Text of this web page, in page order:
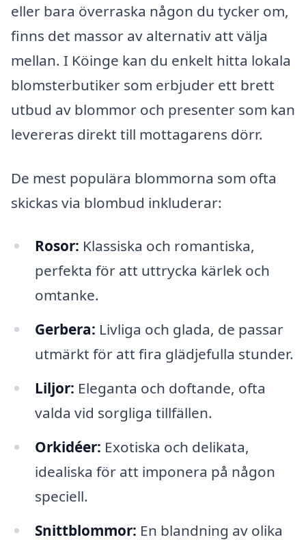
eller bara överraska någon du tycker om,
finns det massor av alternativ att välja
mellan. I Köinge kan du enkelt hitta lokala
blomsterbutiker som erbjuder ett brett
utbud av blommor och presenter som kan
levereras direkt till mottagarens dörr.
De mest populära blommorna som ofta
skickas via blombud inkluderar:
Rosor: Klassiska och romantiska,
perfekta för att uttrycka kärlek och
omtanke.
Gerbera: Livliga och glada, de passar
utmärkt för att fira glädjefulla stunder.
Liljor: Eleganta och doftande, ofta
valda vid sorgliga tillfällen.
Orkidéer: Exotiska och delikata,
idealiska för att imponera på någon
speciell.
Snittblommor: En blandning av olika